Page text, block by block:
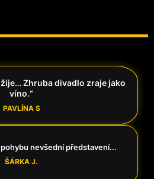
žije… Zhruba divadlo zraje jako
víno.“
PAVLÍNA S
nevšední představení...
ŠÁRKA J.